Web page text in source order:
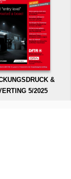
&
5/2025